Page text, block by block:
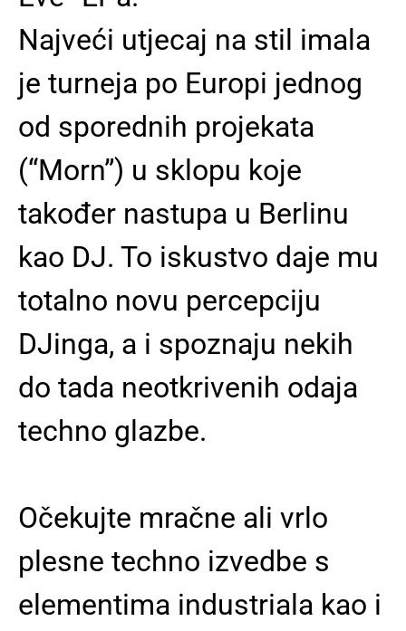
Najveći utjecaj na stil imala
je turneja po Europi jednog
od sporednih projekata
(“Morn”) u sklopu koje
također nastupa u Berlinu
kao DJ. To iskustvo daje mu
totalno novu percepciju
DJinga, a i spoznaju nekih
do tada neotkrivenih odaja
techno glazbe.
Očekujte mračne ali vrlo
plesne techno izvedbe s
elementima industriala kao i